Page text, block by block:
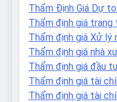
Thẩm Định Giá Dự
Thẩm định giá
Thẩm định giá Xử lý
Thẩm định giá nhà
Thẩm định giá đầu
Thẩm định giá tài
Thẩm định giá tài